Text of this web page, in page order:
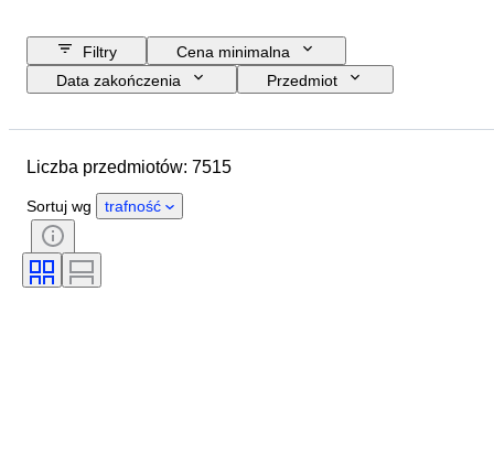
Filtry
Cena minimalna
Data zakończenia
Przedmiot
Lokalizacja
Tematyka
Okres
Sprzedawane przez
Liczba przedmiotów: 7515
Sortuj wg trafność